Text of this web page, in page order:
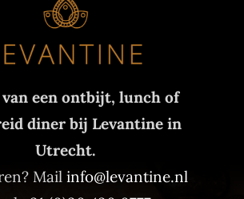
een ontbijt, lunch of
diner bij Levantine in
Utrecht.
Mail info@levantine.nl